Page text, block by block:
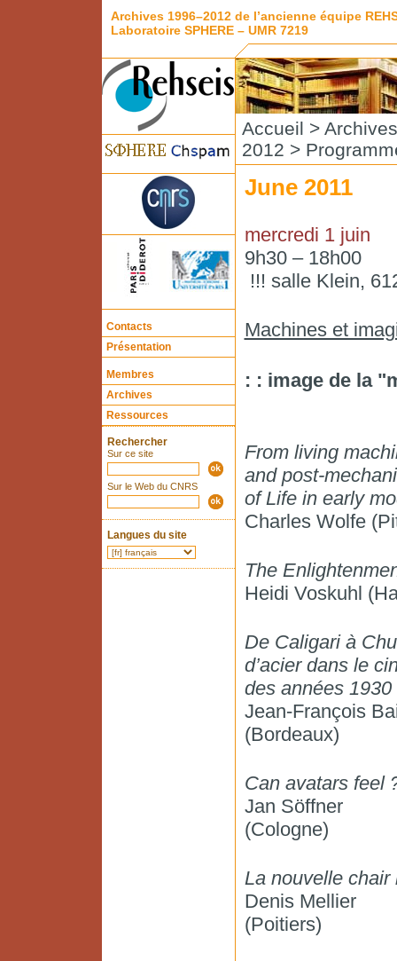
Archives 1996–2012 de l’ancienne équipe
Laboratoire SPHERE – UMR 7219
Contacts
Présentation
Membres
Archives
Ressources
Rechercher
Sur ce site
Sur le Web du CNRS
Langues du site
Accueil > Archives
2012 >
June 2011
mercredi 1 juin
9h30 – 18h00
!!! salle Klein,
Machines et
: : image de la
From living
and post-
of Life in early
Charles Wolfe
The
Heidi Voskuhl
De Caligari à
d’acier dans le
des années
Jean-François
(Bordeaux)
Can avatars feel
Jan Söffner
(Cologne)
La nouvelle chair
Denis Mellier
(Poitiers)